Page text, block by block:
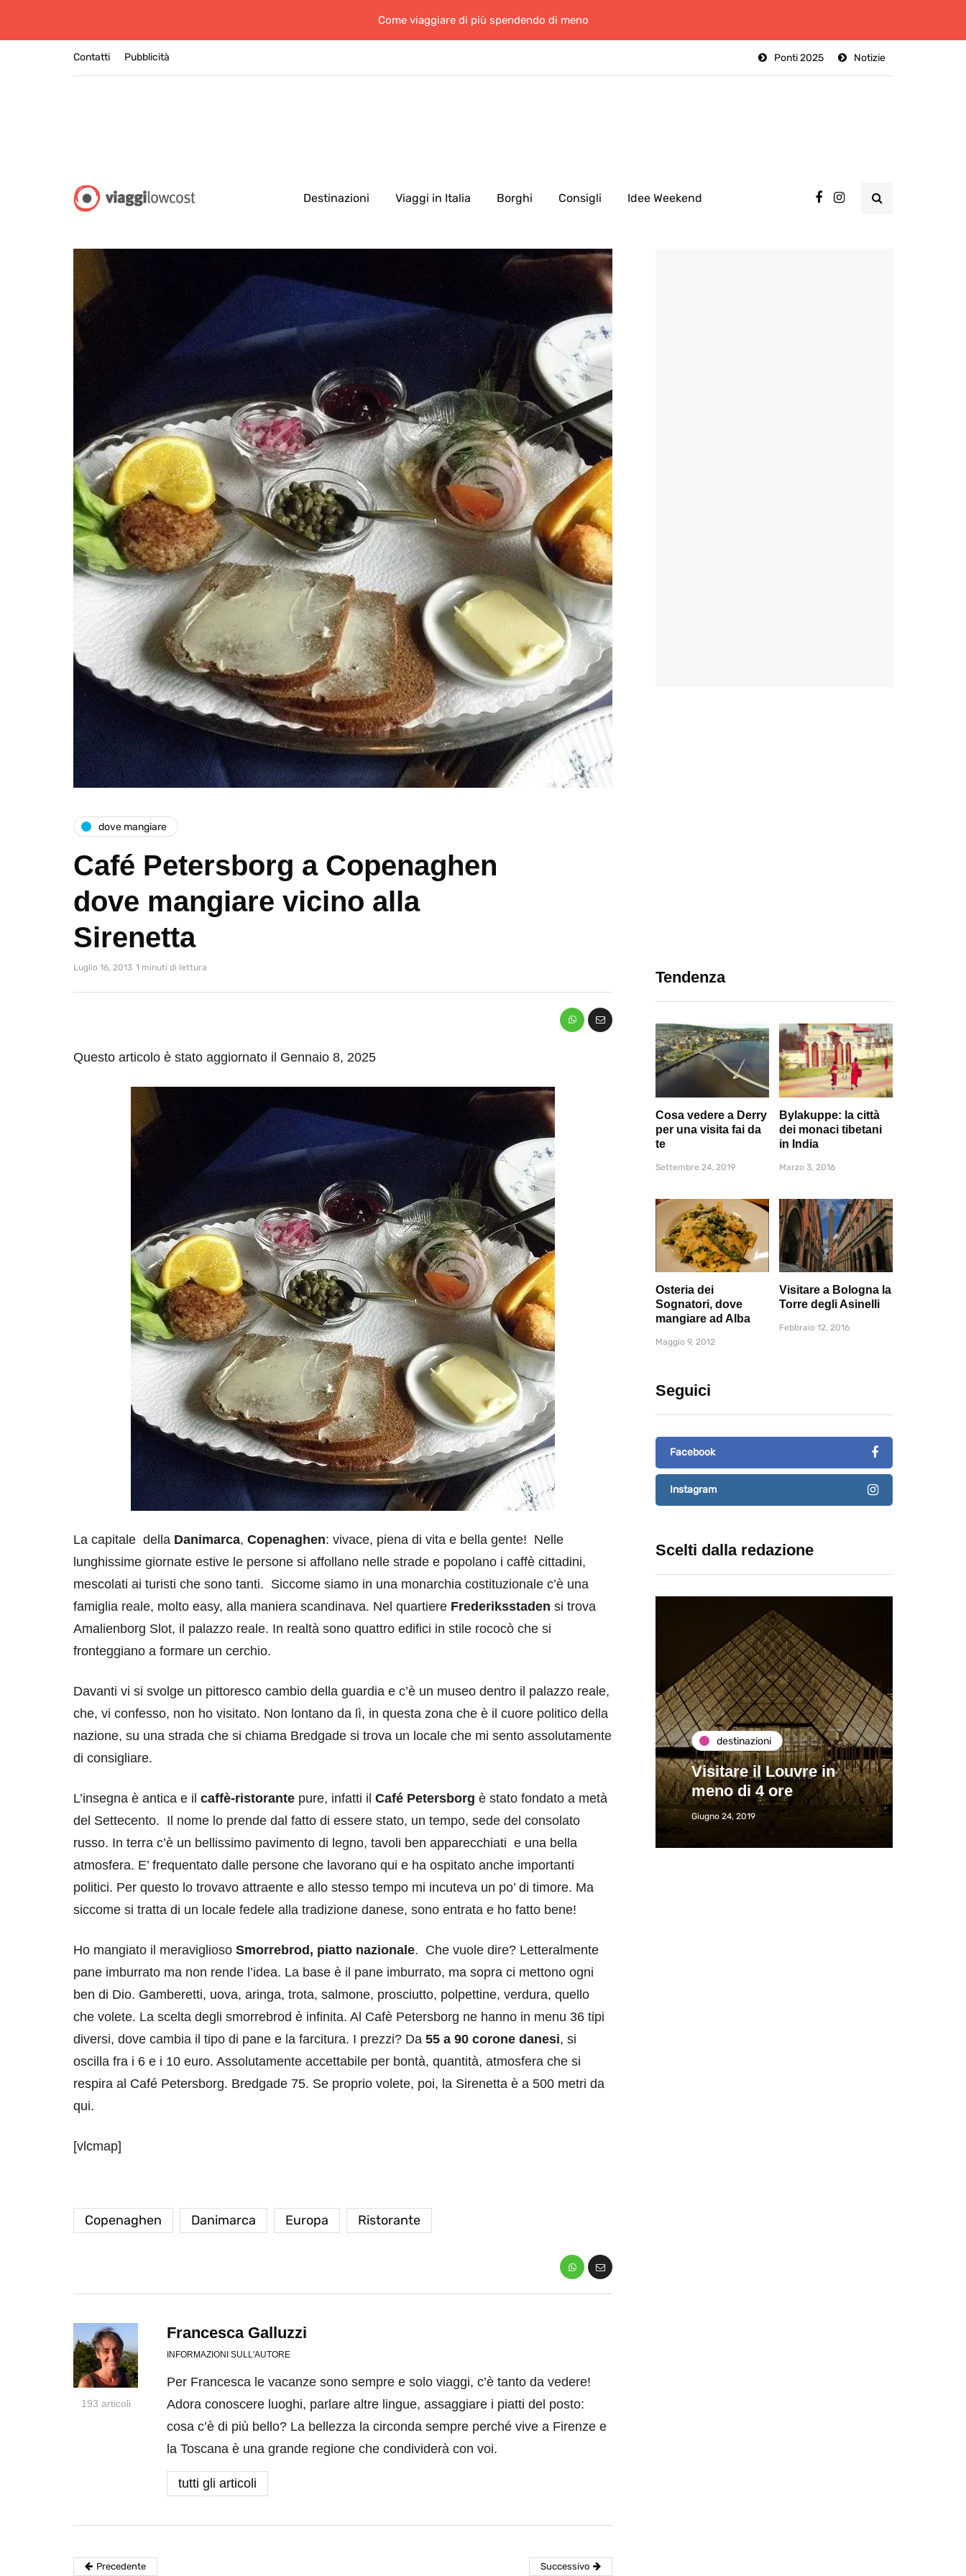
Come viaggiare di più spendendo di meno
Contatti Notizie
Ponti 2025
Pubblicità
Destinazioni Viaggi in Italia Borghi Consigli Idee Weekend
dove mangiare
Café Petersborg a Copenaghen
dove mangiare vicino alla
Sirenetta
Luglio 16, 2013 1 minuti di lettura
Questo articolo è stato aggiornato il Gennaio 8, 2025
La capitale della Danimarca, Copenaghen: vivace, piena di vita e bella gente! Nelle
lunghissime giornate estive le persone si affollano nelle strade e popolano i caffè cittadini,
mescolati ai turisti che sono tanti. Siccome siamo in una monarchia costituzionale c’è una
famiglia reale, molto easy, alla maniera scandinava. Nel quartiere Frederiksstaden si trova
Amalienborg Slot, il palazzo reale. In realtà sono quattro edifici in stile rococò che si
fronteggiano a formare un cerchio.
Davanti vi si svolge un pittoresco cambio della guardia e c’è un museo dentro il palazzo reale,
che, vi confesso, non ho visitato. Non lontano da lì, in questa zona che è il cuore politico della
nazione, su una strada che si chiama Bredgade si trova un locale che mi sento assolutamente
di consigliare.
L’insegna è antica e il caffè-ristorante pure, infatti il Café Petersborg è stato fondato a metà
del Settecento. Il nome lo prende dal fatto di essere stato, un tempo, sede del consolato
russo. In terra c’è un bellissimo pavimento di legno, tavoli ben apparecchiati e una bella
atmosfera. E’ frequentato dalle persone che lavorano qui e ha ospitato anche importanti
politici. Per questo lo trovavo attraente e allo stesso tempo mi incuteva un po’ di timore. Ma
siccome si tratta di un locale fedele alla tradizione danese, sono entrata e ho fatto bene!
Ho mangiato il meraviglioso Smorrebrod, piatto nazionale. Che vuole dire? Letteralmente
pane imburrato ma non rende l’idea. La base è il pane imburrato, ma sopra ci mettono ogni
ben di Dio. Gamberetti, uova, aringa, trota, salmone, prosciutto, polpettine, verdura, quello
che volete. La scelta degli smorrebrod è infinita. Al Cafè Petersborg ne hanno in menu 36 tipi
diversi, dove cambia il tipo di pane e la farcitura. I prezzi? Da 55 a 90 corone danesi, si
oscilla fra i 6 e i 10 euro. Assolutamente accettabile per bontà, quantità, atmosfera che si
respira al Café Petersborg. Bredgade 75. Se proprio volete, poi, la Sirenetta è a 500 metri da
qui.
[vlcmap]
Copenaghen Danimarca Europa Ristorante
Tendenza
Cosa vedere a Derry
per una visita fai da
te
Settembre 24, 2019
Bylakuppe: la città
dei monaci tibetani
in India
Marzo 3, 2016
Osteria dei
Sognatori, dove
mangiare ad Alba
Maggio 9, 2012
Visitare a Bologna la
Torre degli Asinelli
Febbraio 12, 2016
Seguici
Facebook
Instagram
Scelti dalla redazione
di 4 ore
destinazioni
Immaturi il Viaggio
Giugno 26, 2013
eventi
Rimini e dintorni
Marzo 31, 2026
destinazioni
Visitare il Louvre in
meno di 4 ore
Giugno 24, 2019
193 articoli
Francesca Galluzzi
INFORMAZIONI SULL'AUTORE
Per Francesca le vacanze sono sempre e solo viaggi, c’è tanto da vedere!
Adora conoscere luoghi, parlare altre lingue, assaggiare i piatti del posto:
cosa c’è di più bello? La bellezza la circonda sempre perché vive a Firenze e
la Toscana è una grande regione che condividerà con voi.
tutti gli articoli
Precedente Successivo